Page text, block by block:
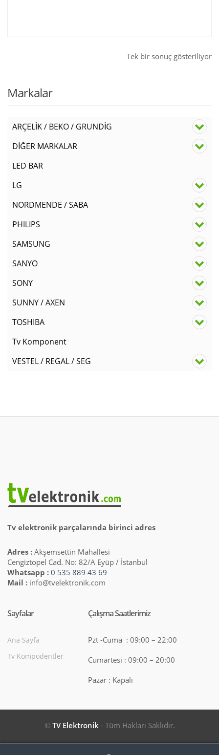
Tek bir sonuç gösteriliyor
Markalar
ARÇELİK / BEKO / GRUNDİG
DİĞER MARKALAR
LED BAR
LG
NORDMENDE / SABA
PHILIPS
SAMSUNG
SANYO
SONY
SUNNY / AXEN
TOSHIBA
Tv Komponent
VESTEL / REGAL / SEG
Tv elektronik parçalarında birinci adres
Adres : Akşemsettin Mahallesi
Cengiztopel Cad. No: 82/A Eyüp / İstanbul
Whatsapp : 0 535 889 43 69
Mail : info@tvelektronik.com
Sayfalar
Ana Sayfa
Tv Kompodentler
Çalışma Saatlerimiz
Pzt -Cuma : 09:00 – 22:00
Cumartesi : 09:00 – 20:00
Pazar : Kapalı
© TV Elektronik- Tüm Hakları Saklıdır.